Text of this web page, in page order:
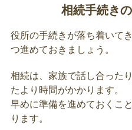
に加入している方がいる
世帯主変更が行われると、
世帯主も変更されます。
情報のお知らせまたは資格
で、ご来庁は不要です。
康保険課資格賦課係まで
相続人による送付先変
健康保険）
後日、区より亡くなられ
料の未納または還付に関す
相続手続き
役所の手続きが落ち着いて
つ進めておきましょう。
相続は、家族で話し合った
たより時間がかかります。
早めに準備を進めておくこ
ります。